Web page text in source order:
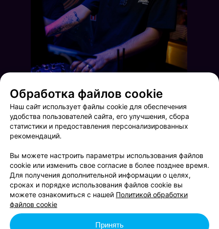
Вечер в Zodiac Bar Вечер в Zodiac Bar
Обработка файлов cookie
Наш сайт использует файлы cookie для обеспечения
удобства пользователей сайта, его улучшения, сбора
статистики и предоставления персонализированных
рекомендаций.
Вы можете настроить параметры использования файлов
cookie или изменить свое согласие в более позднее время.
Для получения дополнительной информации о целях,
сроках и порядке использования файлов cookie вы
можете ознакомиться с нашей Политикой обработки
файлов cookie
Принять